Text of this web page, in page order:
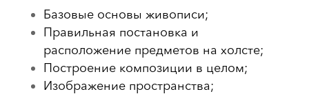
Базовые основы живописи;
Правильная постановка и
расположение предметов на холсте;
Построение композиции в целом;
Изображение пространства;